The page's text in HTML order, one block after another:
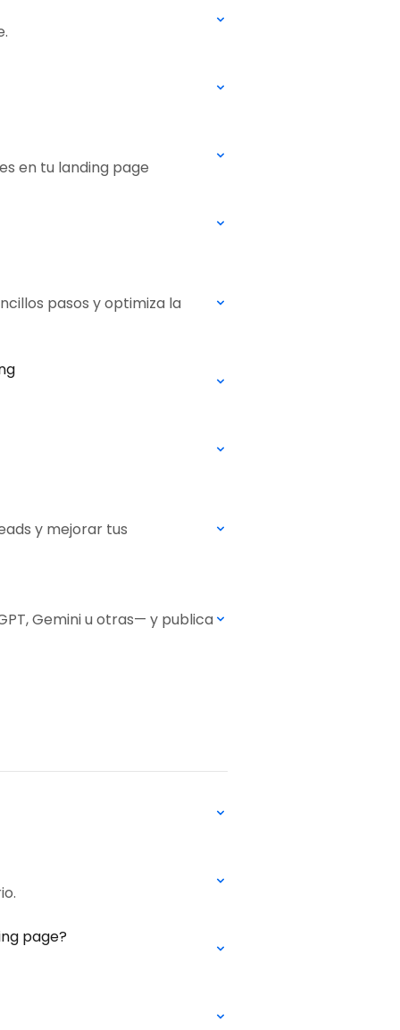
en tu landing page
pasos y optimiza la
y mejorar tus
Gemini u otras— y publica
page?